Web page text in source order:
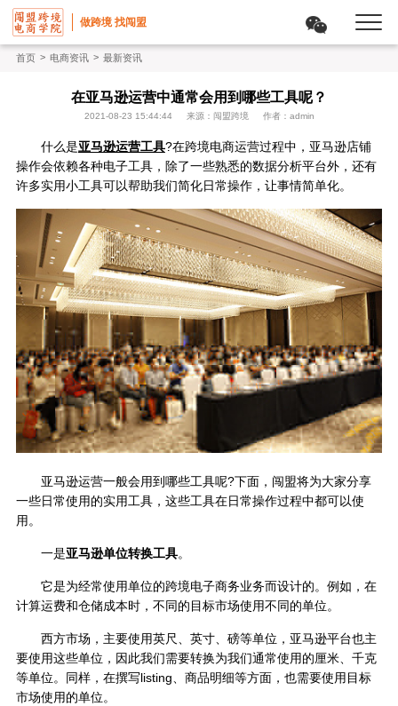
做跨境 找闯盟
首页 > 电商资讯 > 最新资讯
在亚马逊运营中通常会用到哪些工具呢？
2021-08-23 15:44:44 来源：闯盟跨境 作者：admin
什么是亚马逊运营工具?在跨境电商运营过程中，亚马逊店铺
操作会依赖各种电子工具，除了一些熟悉的数据分析平台外，还有
许多实用小工具可以帮助我们简化日常操作，让事情简单化。
亚马逊运营一般会用到哪些工具呢?下面，闯盟将为大家分享
一些日常使用的实用工具，这些工具在日常操作过程中都可以使
用。
一是亚马逊单位转换工具。
它是为经常使用单位的跨境电子商务业务而设计的。例如，在
计算运费和仓储成本时，不同的目标市场使用不同的单位。
西方市场，主要使用英尺、英寸、磅等单位，亚马逊平台也主
要使用这些单位，因此我们需要转换为我们通常使用的厘米、千克
等单位。同样，在撰写listing、商品明细等方面，也需要使用目标
市场使用的单位。